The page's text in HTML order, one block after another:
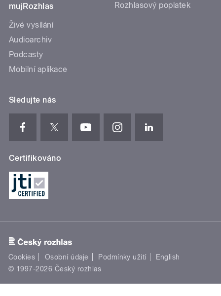
mujRozhlas
Živé vysílání
Audioarchiv
Podcasty
Mobilní aplikace
Rozhlasový poplatek
Sledujte nás
Certifikováno
Cookies Osobní údaje Podmínky užití
English
© 1997-2026 Český rozhlas